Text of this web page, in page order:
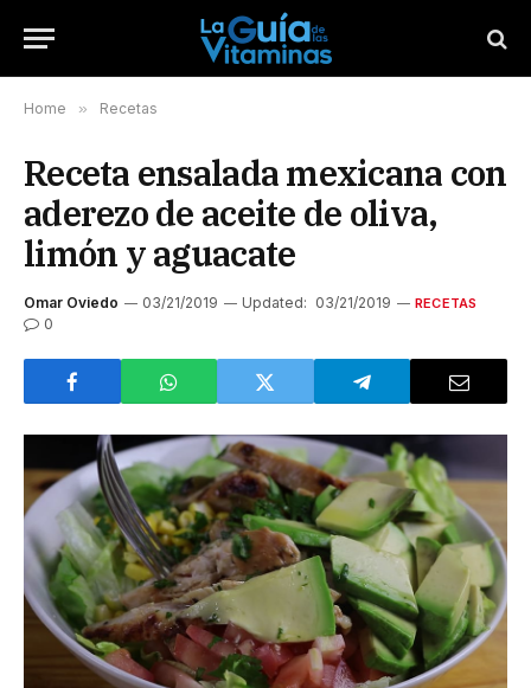
Home » Recetas
Receta ensalada mexicana con
aderezo de aceite de oliva,
limón y aguacate
Omar Oviedo 03/21/2019 Updated: 03/21/2019 RECETAS
0